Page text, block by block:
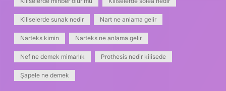
Kiliselerde sunak nedir Nart ne anlama gelir
Narteks kimin Narteks ne anlama gelir
Nef ne demek mimarlık Prothesis nedir kilisede
Şapele ne demek